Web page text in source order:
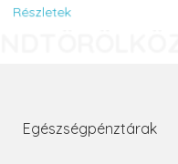
Részletek
Egészségpénztárak